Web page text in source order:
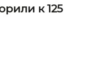
к 125